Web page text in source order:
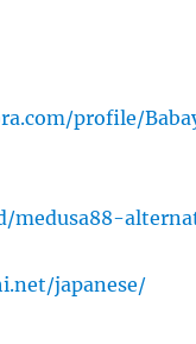
profile/
medusa88-
japanese/